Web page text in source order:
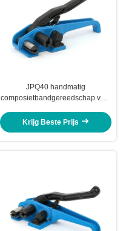
JPQ40 handmatig
composietbandgereedschap voor
Krijg Beste Prijs